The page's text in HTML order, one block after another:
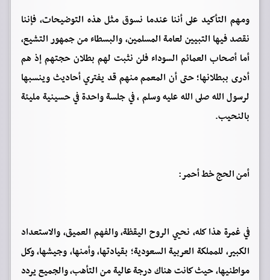
ومهم التأكيد على أننا عندما نسوق مثل هذه التوضيحات، فإننا
نقصد فيها التبيين لعامة المسلمين، والبسطاء من جمهور التشيع،
أما أصحاب العمائم السوداء فلن نثبت لهم بطلان حجتهم إذ هم
أدرى ببطلانها؛ حتى أن المعمم منهم قد يفتري أحاديث وينسبها
لرسول الله صلى الله عليه وسلم ، في جلسة واحدة في حسينية مليئة
بالنحيب.
أمن الحج خط أحمر:
في غمرة هذا كله، نحيي الروح اليقظة، والفهم العميق، والاستعداد
الكبير، للمملكة العربية السعودية؛ بقيادتها، وأمنها، وجيشها، وكل
مواطنيها، حيث كانت هناك درجة عالية من التأهب، والجميع يردد